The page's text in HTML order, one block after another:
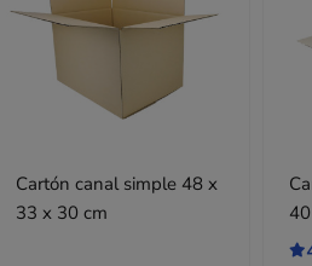
Cartón canal simple 48 x
33 x 30 cm